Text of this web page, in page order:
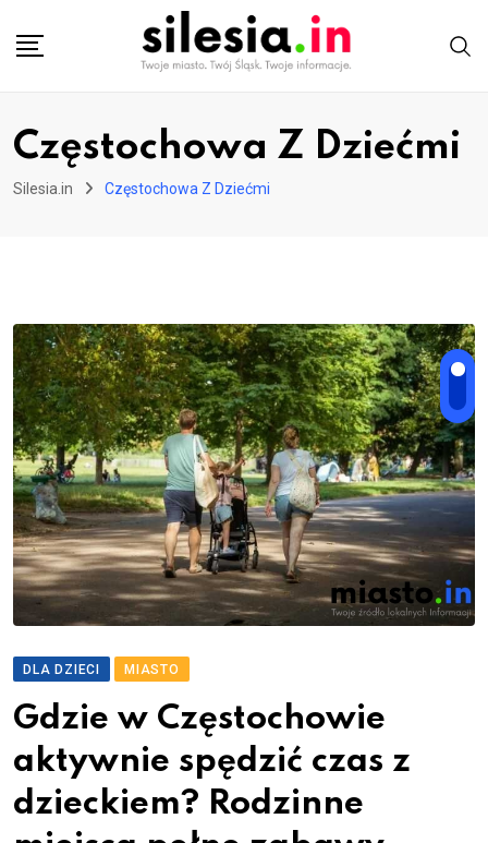
Częstochowa Z Dziećmi
Silesia.in Częstochowa Z Dziećmi
DLA DZIECI MIASTO
Gdzie w Częstochowie
aktywnie spędzić czas z
dzieckiem? Rodzinne